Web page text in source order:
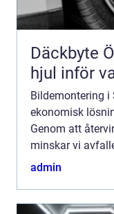
Däckbyte Örebro så
hjul inför
Bildemontering i
ekonomisk
Genom att
minskar vi
Bildemontering
admin